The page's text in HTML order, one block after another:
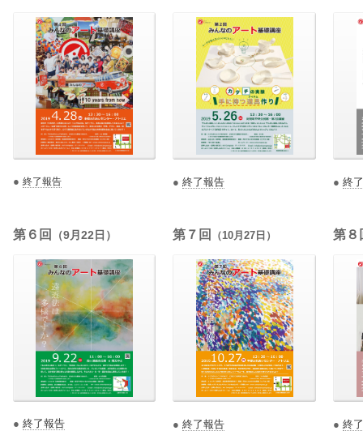
● 終了報告 ● 終了報告 ● 終
第６回 （9月22日）
● 終了報告
第７回 （10月27日）
● 終了報告
第８
● 終